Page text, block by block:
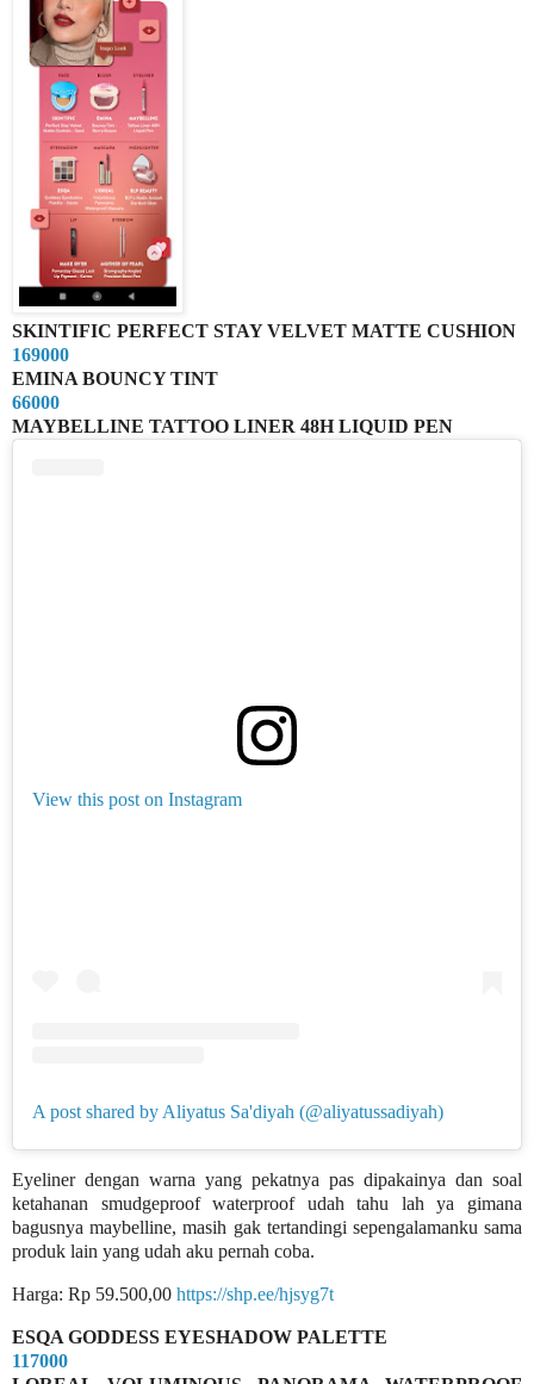
SKINTIFIC PERFECT STAY VELVET MATTE CUSHION
169000
EMINA BOUNCY TINT
66000
MAYBELLINE TATTOO LINER 48H LIQUID PEN
View this post on Instagram
A post shared by Aliyatus Sa'diyah (@aliyatussadiyah)
Eyeliner dengan warna yang pekatnya pas dipakainya dan soal
ketahanan smudgeproof waterproof udah tahu lah ya gimana
bagusnya maybelline, masih gak tertandingi sepengalamanku sama
produk lain yang udah aku pernah coba.
Harga: Rp 59.500,00 https://shp.ee/hjsyg7t
ESQA GODDESS EYESHADOW PALETTE
117000